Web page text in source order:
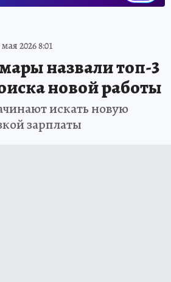
мая 2026 8:01
назвали топ-3
новой работы
искать новую
зарплаты